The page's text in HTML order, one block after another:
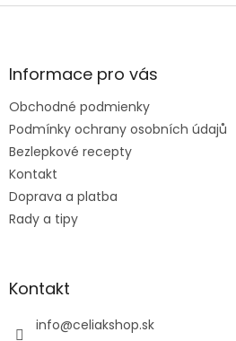
Z
ä
e
Informace pro vás
Obchodné podmienky
Podmínky ochrany osobních údajů
Bezlepkové recepty
Kontakt
Doprava a platba
Rady a tipy
Kontakt
info@celiakshop.sk